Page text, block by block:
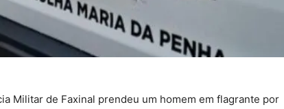
Militar de Faxinal prendeu um homem em flagrante por